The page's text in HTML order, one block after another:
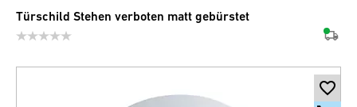
Türschild Stehen verboten matt gebürstet